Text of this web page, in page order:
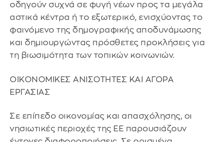
οδηγούν συχνά σε φυγή νέων προς τα μεγάλα
αστικά κέντρα ή το εξωτερικό, ενισχύοντας το
φαινόμενο της δημογραφικής αποδυνάμωσης
και δημιουργώντας πρόσθετες προκλήσεις για
τη βιωσιμότητα των τοπικών κοινωνιών.
ΟΙΚΟΝΟΜΙΚΕΣ ΑΝΙΣΟΤΗΤΕΣ ΚΑΙ ΑΓΟΡΑ
ΕΡΓΑΣΙΑΣ
Σε επίπεδο οικονομίας και απασχόλησης, οι
νησιωτικές περιοχές της ΕΕ παρουσιάζουν